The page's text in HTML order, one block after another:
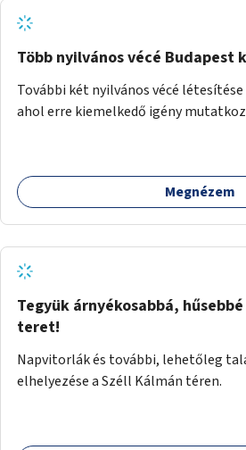
Több nyilvános vécé Budapest
További két nyilvános vécé
ahol erre kiemelkedő igény
Megnézem
Tegyük árnyékosabbá,
teret!
Napvitorlák és további, lehetőleg
elhelyezése a Széll Kálmán téren.